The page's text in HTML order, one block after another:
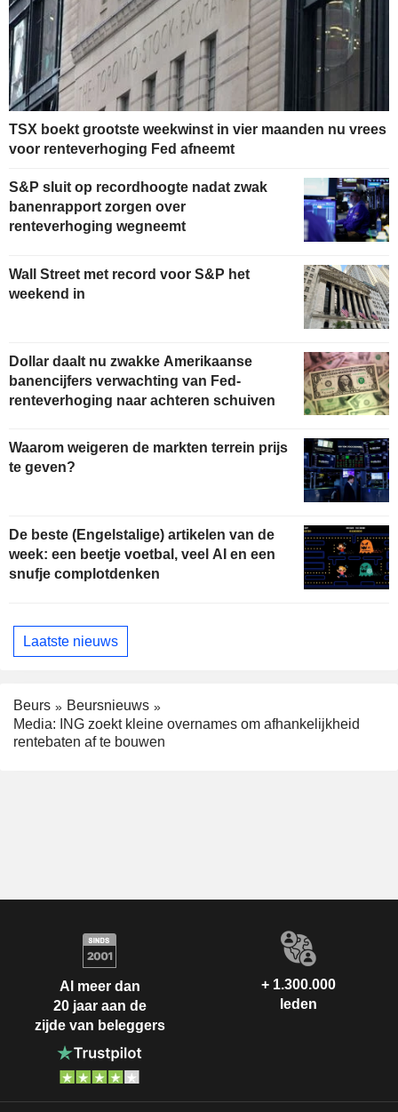
TSX boekt grootste weekwinst in vier maanden nu vrees
voor renteverhoging Fed afneemt
S&P sluit op recordhoogte nadat zwak
banenrapport zorgen over
renteverhoging wegneemt
Wall Street met record voor S&P het
weekend in
Dollar daalt nu zwakke Amerikaanse
banencijfers verwachting van Fed-
renteverhoging naar achteren schuiven
Waarom weigeren de markten terrein prijs
te geven?
De beste (Engelstalige) artikelen van de
week: een beetje voetbal, veel AI en een
snufje complotdenken
Laatste nieuws
Beurs
Beursnieuws
Media: ING zoekt kleine overnames om afhankelijkheid
rentebaten af te bouwen
Al meer dan
20 jaar aan de
zijde van beleggers
+ 1.300.000
leden